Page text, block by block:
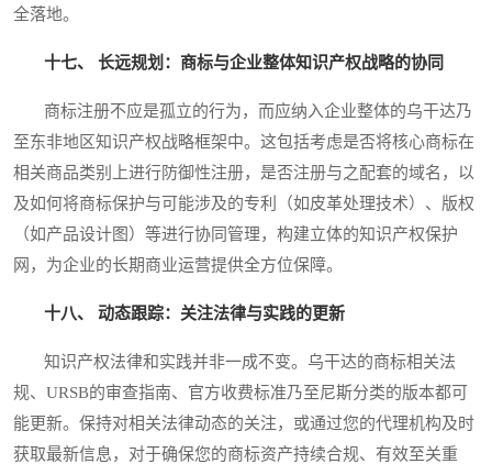
全落地。
十七、 长远规划：商标与企业整体知识产权战略的协同
商标注册不应是孤立的行为，而应纳入企业整体的乌干达乃
至东非地区知识产权战略框架中。这包括考虑是否将核心商标在
相关商品类别上进行防御性注册，是否注册与之配套的域名，以
及如何将商标保护与可能涉及的专利（如皮革处理技术）、版权
（如产品设计图）等进行协同管理，构建立体的知识产权保护
网，为企业的长期商业运营提供全方位保障。
十八、 动态跟踪：关注法律与实践的更新
知识产权法律和实践并非一成不变。乌干达的商标相关法
规、URSB的审查指南、官方收费标准乃至尼斯分类的版本都可
能更新。保持对相关法律动态的关注，或通过您的代理机构及时
获取最新信息，对于确保您的商标资产持续合规、有效至关重